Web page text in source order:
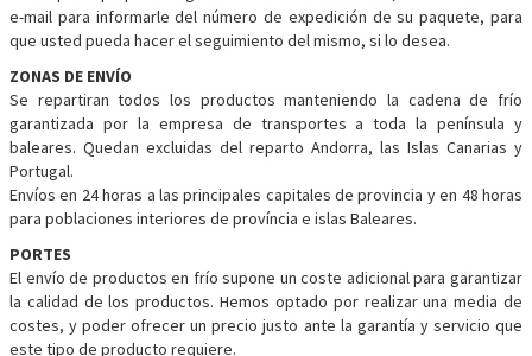
e-mail para informarle del número de expedición de su paquete, para
que usted pueda hacer el seguimiento del mismo, si lo desea.
ZONAS DE ENVÍO
Se repartiran todos los productos manteniendo la cadena de frío
garantizada por la empresa de transportes a toda la península y
baleares. Quedan excluidas del reparto Andorra, las Islas Canarias y
Portugal.
Envíos en 24 horas a las principales capitales de provincia y en 48 horas
para poblaciones interiores de província e islas Baleares.
PORTES
El envío de productos en frío supone un coste adicional para garantizar
la calidad de los productos. Hemos optado por realizar una media de
costes, y poder ofrecer un precio justo ante la garantía y servicio que
este tipo de producto requiere.